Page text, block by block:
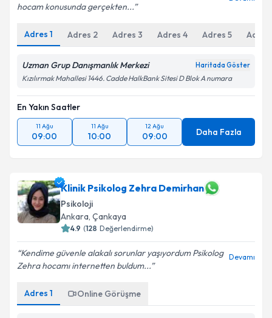
Metni'ni okudum ve kişisel verilerimin belirtilen
hocam konusunda gerçekten...
Adres 1 Adres 2 Adres 3 Adres 4 Adres 5 Adres
Uzman Grup Danışmanlık Merkezi Haritada Göster
Kızılırmak Mahallesi 1446. Cadde HalkBank Sitesi D Blok A numara
En Yakın Saatler
11 Ağu
09:00
11 Ağu
10:00
12 Ağu
09:00 Daha Fazla
Klinik Psikolog Zehra Demirhan
Psikoloji
Ankara, Çankaya
4.9 (128 Değerlendirme)
Kendime güvenle alakalı sorunlar yaşıyordum Psikolog
Zehra hocamı internetten buldum...
Devamı
Adres 1 Online Görüşme